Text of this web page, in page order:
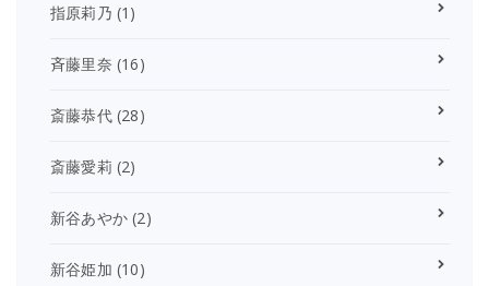
指原莉乃 (1)
斉藤里奈 (16)
斎藤恭代(28)
斎藤愛莉 (2)
新谷あやか (2)
新谷姫加 (10)